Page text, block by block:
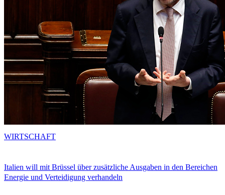
Italien will mit Brüssel über zusätzliche Ausgaben in den Bereichen
Energie und Verteidigung verhandeln
WIRTSCHAFT